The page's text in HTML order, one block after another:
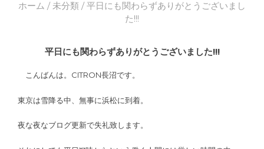
ホーム / 未分類 / 平日にも関わらずありがとうございまし
た!!!
平日にも関わらずありがとうございました!!!
こんばんは。CITRON長沼です。
東京は雪降る中、無事に浜松に到着。
夜な夜なブログ更新で失礼致します。